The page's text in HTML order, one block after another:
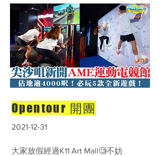
Opentour 開團
2021-12-31
大家放假經過K11 Art Mall🧐不妨